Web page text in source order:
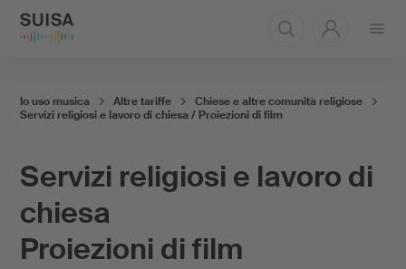
Servizi religiosi e lavoro di
chiesa
Proiezioni di film
Io uso musica Altre tariffe
Chiese e altre comunità religiose
Servizi religiosi e lavoro di chiesa / Proiezioni di film